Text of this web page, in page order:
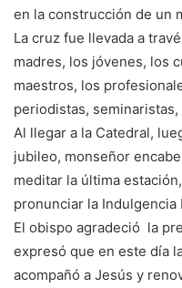
en la construcción de un
La cruz fue llevada a
madres, los jóvenes, los
maestros, los
periodistas,
Al llegar a la Catedral,
jubileo, monseñor
meditar la última
pronunciar la Indulgencia
El obispo agradeció la
expresó que en este día
acompañó a Jesús y